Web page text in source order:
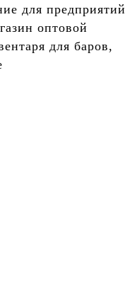
для предприятий
оптовой
для баров,